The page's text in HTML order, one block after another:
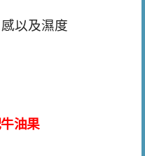
以及濕度
油果